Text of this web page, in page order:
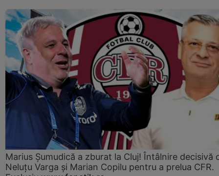
Marius Şumudică a zburat la Cluj! Întâlnire decisivă
Neluţu Varga şi Marian Copilu pentru a prelua CFR.